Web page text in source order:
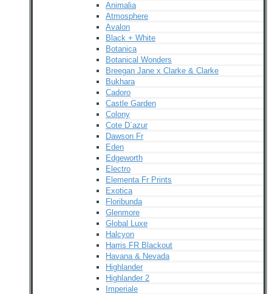
Animalia
Atmosphere
Avalon
Black + White
Botanica
Botanical Wonders
Breegan Jane x Clarke & Clarke
Bukhara
Cadoro
Castle Garden
Colony
Cote D`azur
Dawson Fr
Eden
Edgeworth
Electro
Elementa Fr Prints
Exotica
Floribunda
Glenmore
Global Luxe
Halcyon
Harris FR Blackout
Havana & Nevada
Highlander
Highlander 2
Imperiale